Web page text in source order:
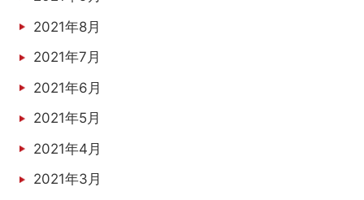
2021年8月
2021年7月
2021年6月
2021年5月
2021年4月
2021年3月